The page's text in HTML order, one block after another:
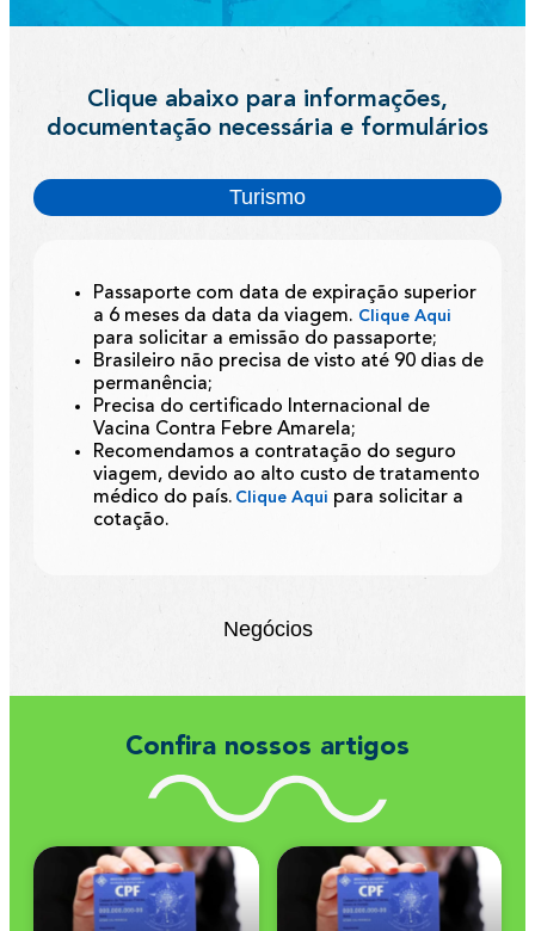
Clique abaixo para informações,
documentação necessária e formulários
Turismo
Negócios
Passaporte com data de expiração superior
a 6 meses da data da viagem. Clique Aqui
para solicitar a emissão do passaporte;
Brasileiro não precisa de visto até 90 dias de
permanência;
Precisa do certificado Internacional de
Vacina Contra Febre Amarela;
Recomendamos a contratação do seguro
viagem, devido ao alto custo de tratamento
médico do país. Clique Aqui para solicitar a
cotação.
Confira nossos artigos